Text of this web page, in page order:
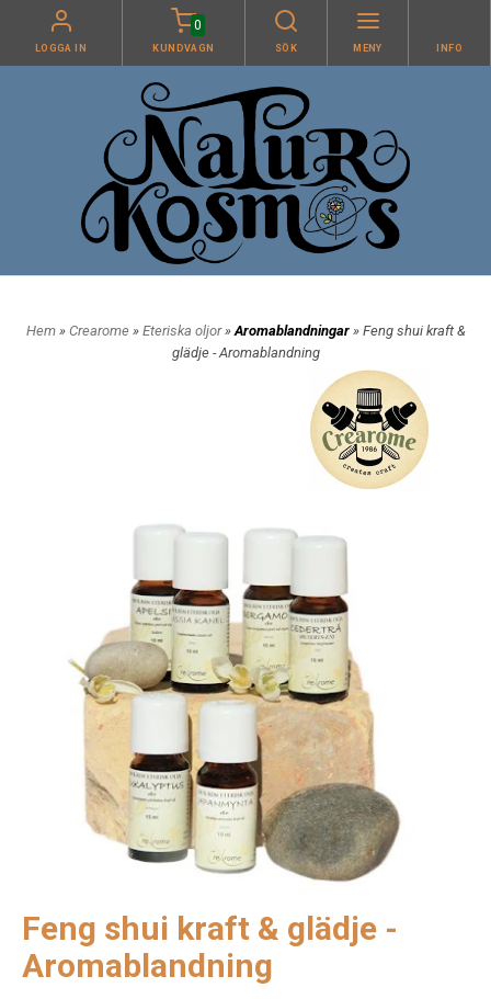
LOGGA IN
0
KUNDVAGN SÖK MENY INFO
Hem» Crearome » Eteriska oljor» Aromablandningar » Feng shui kraft &
glädje - Aromablandning
Feng shui kraft & glädje -
Aromablandning